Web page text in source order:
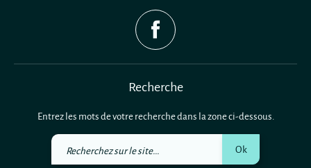
Recherche
Entrez les mots de votre recherche dans la zone ci-dessous.
Recherchez
Ok